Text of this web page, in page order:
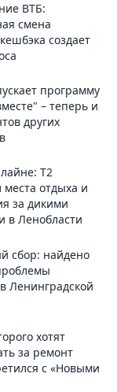
ВТБ:
смена
создает
программу
– теперь и
других
Т2
отдыха и
за дикими
в Ленобласти
сбор: найдено
Ленинградской
хотят
за ремонт
с «Новыми